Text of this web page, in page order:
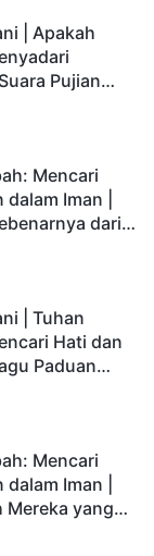
| Apakah
Pujian
Mencari
Iman |
dari
| Tuhan
Hati dan
Paduan
Mencari
Iman |
Mereka yang